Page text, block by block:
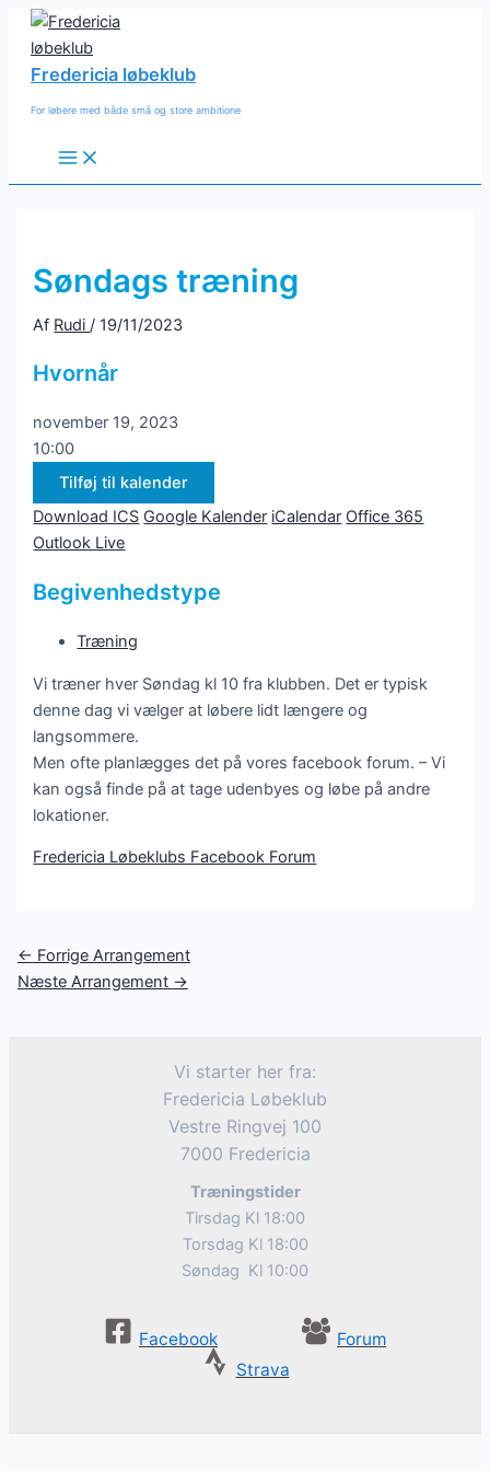
indholdet
Fredericia løbeklub
For løbere med både små og store ambitione
Main
Menu
Søndags træning
Af Rudi/19/11/2023
Hvornår
november 19, 2023
10:00
Tilføj til kalender
Download ICS Google Kalender iCalendar Office 365
Outlook Live
Begivenhedstype
Træning
Vi træner hver Søndag kl 10 fra klubben. Det er typisk
denne dag vi vælger at løbere lidt længere og
langsommere.
Men ofte planlægges det på vores facebook forum. – Vi
kan også finde på at tage udenbyes og løbe på andre
lokationer.
Fredericia Løbeklubs Facebook Forum
Post
navigation
← Forrige Arrangement
Næste Arrangement →
Vi starter her fra:
Fredericia Løbeklub
Vestre Ringvej 100
7000 Fredericia
Træningstider
Tirsdag Kl 18:00
Torsdag Kl 18:00
Søndag Kl 10:00
Facebook
Forum
Strava